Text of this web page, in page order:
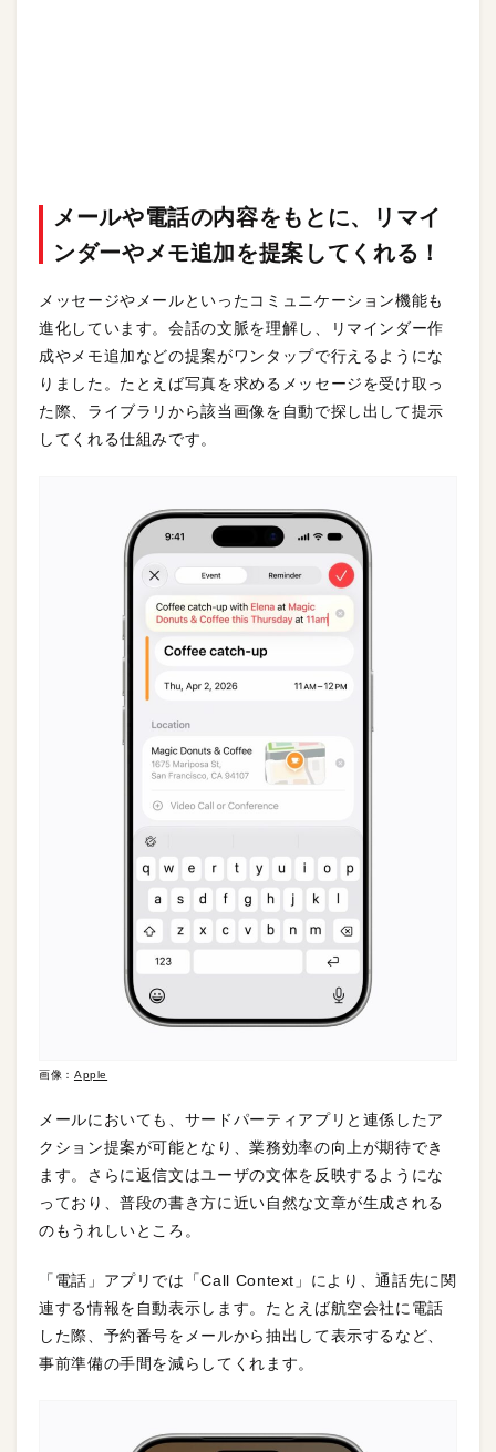
メールや電話の内容をもとに、リマイ
ンダーやメモ追加を提案してくれる！
メッセージやメールといったコミュニケーション機能も
進化しています。会話の文脈を理解し、リマインダー作
成やメモ追加などの提案がワンタップで行えるようにな
りました。たとえば写真を求めるメッセージを受け取っ
た際、ライブラリから該当画像を自動で探し出して提示
してくれる仕組みです。
画像： Apple
メールにおいても、サードパーティアプリと連係したア
クション提案が可能となり、業務効率の向上が期待でき
ます。さらに返信文はユーザの文体を反映するようにな
っており、普段の書き方に近い自然な文章が生成される
のもうれしいところ。
「電話」アプリでは「Call Context」により、通話先に関
連する情報を自動表示します。たとえば航空会社に電話
した際、予約番号をメールから抽出して表示するなど、
事前準備の手間を減らしてくれます。